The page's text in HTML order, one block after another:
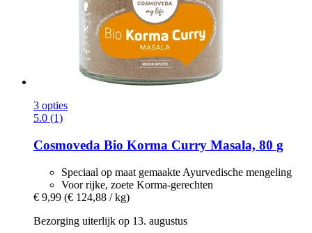
3 opties
5.0 (1)
Cosmoveda Bio Korma Curry Masala, 80 g
Speciaal op maat gemaakte Ayurvedische mengeling
Voor rijke, zoete Korma-gerechten
€ 9,99 (€ 124,88 / kg)
Bezorging uiterlijk op 13. augustus